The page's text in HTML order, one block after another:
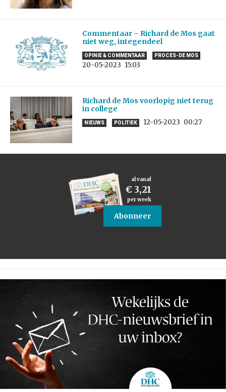
Commentaar – Richard de Mos gaat
niet weg, integendeel
OPINIE & COMMENTAAR PROCES-DE MOS
20-05-2023 15:03
Richard de Mos voorlopig niet terug
in college
NIEUWS POLITIEK 12-05-2023 00:27
al vanaf
€ 3,21
per week
Abonneer